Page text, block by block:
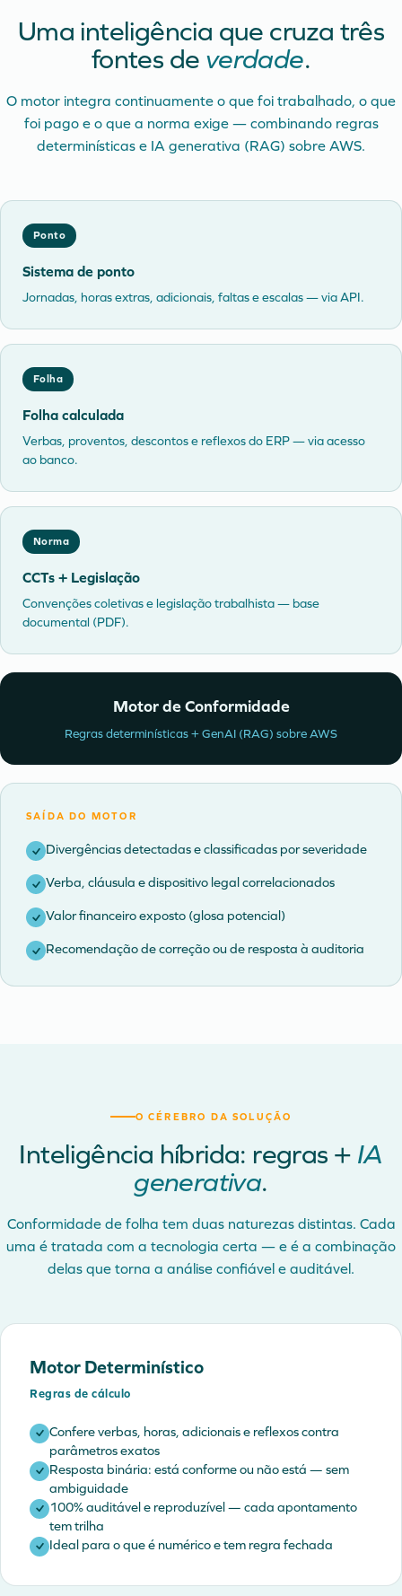
Uma inteligência que cruza três
fontes de verdade.
O motor integra continuamente o que foi trabalhado, o que
foi pago e o que a norma exige — combinando regras
determinísticas e IA generativa (RAG) sobre AWS.
Ponto
Sistema de ponto
Jornadas, horas extras, adicionais, faltas e escalas — via API.
Folha
Folha calculada
Verbas, proventos, descontos e reflexos do ERP — via acesso
ao banco.
Norma
CCTs + Legislação
Convenções coletivas e legislação trabalhista — base
documental (PDF).
Motor de Conformidade
Regras determinísticas + GenAI (RAG) sobre AWS
SAÍDA DO MOTOR
Divergências detectadas e classificadas por severidade
Verba, cláusula e dispositivo legal correlacionados
Valor financeiro exposto (glosa potencial)
Recomendação de correção ou de resposta à auditoria
O CÉREBRO DA SOLUÇÃO
Inteligência híbrida: regras + IA
generativa.
Conformidade de folha tem duas naturezas distintas. Cada
uma é tratada com a tecnologia certa — e é a combinação
delas que torna a análise confiável e auditável.
Motor Determinístico
Regras de cálculo
Confere verbas, horas, adicionais e reflexos contra
parâmetros exatos
Resposta binária: está conforme ou não está — sem
ambiguidade
100% auditável e reproduzível — cada apontamento
tem trilha
Ideal para o que é numérico e tem regra fechada